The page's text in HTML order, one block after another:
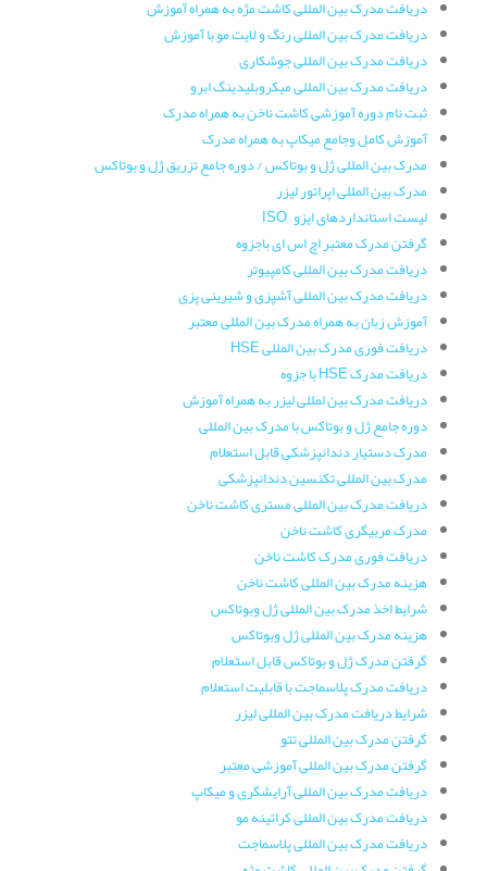
دریافت مدرک بین المللی کاشت مژه به همراه آموزش
دریافت مدرک بین المللی رنگ و لایت مو با آموزش
دریافت مدرک بین المللی جوشکاری
دریافت مدرک بین المللی میکروبلیدینگ ابرو
ثبت نام دوره آموزشی کاشت ناخن به همراه مدرک
آموزش کامل وجامع میکاپ به همراه مدرک
مدرک بین المللی ژل و بوتاکس / دوره جامع تزریق ژل و بوتاکس
مدرک بین المللی اپراتور لیزر
لیست استانداردهای ایزو – ISO
گرفتن مدرک معتبر اچ اس ای باجزوه
دریافت مدرک بین المللی کامپیوتر
دریافت مدرک بین المللی آشپزی و شیرینی پزی
آموزش زبان به همراه مدرک بین المللی معتبر
دریافت فوری مدرک بین المللی HSE
دریافت مدرک HSE با جزوه
دریافت مدرک بین لمللی لیزر به همراه آموزش
دوره جامع ژل و بوتاکس با مدرک بین المللی
مدرک دستیار دندانپزشکی قابل استعلام
مدرک بین المللی تکنسین دندانپزشکی
دریافت مدرک بین المللی مستری کاشت ناخن
مدرک مربیگری کاشت ناخن
دریافت فوری مدرک کاشت ناخن
هزینه مدرک بین المللی کاشت ناخن
شرایط اخذ مدرک بین المللی ژل وبوتاکس
هزینه مدرک بین المللی ژل وبوتاکس
گرفتن مدرک ژل و بوتاکس قابل استعلام
دریافت مدرک پلاسماجت با قابلیت استعلام
شرایط دریافت مدرک بین المللی لیزر
گرفتن مدرک بین المللی تتو
گرفتن مدرک بین المللی آموزشی معتبر
دریافت مدرک بین المللی آرایشگری و میکاپ
دریافت مدرک بین المللی کراتینه مو
دریافت مدرک بین المللی پلاسماجت